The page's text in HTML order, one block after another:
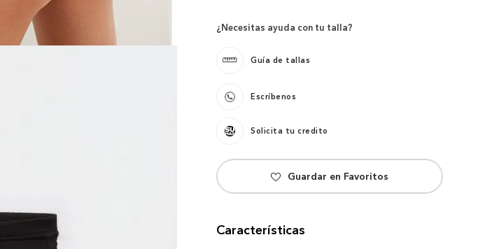
¿Necesitas ayuda con tu talla?
Guía de tallas
Escríbenos
Solicita tu credito
Características